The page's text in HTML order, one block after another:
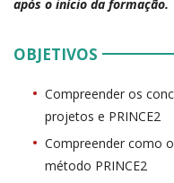
após o início da formação.
OBJETIVOS
Compreender os
projetos e PRINCE2
Compreender como
método PRINCE2